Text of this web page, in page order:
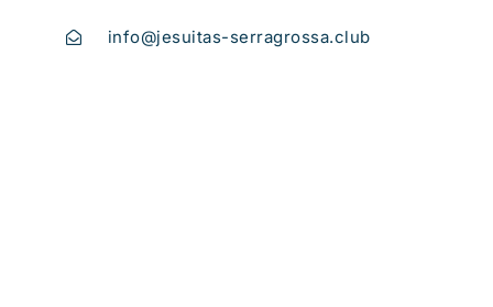
info@jesuitas-serragrossa.club